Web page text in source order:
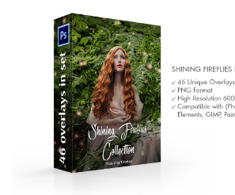
Darmowe Pobieranie